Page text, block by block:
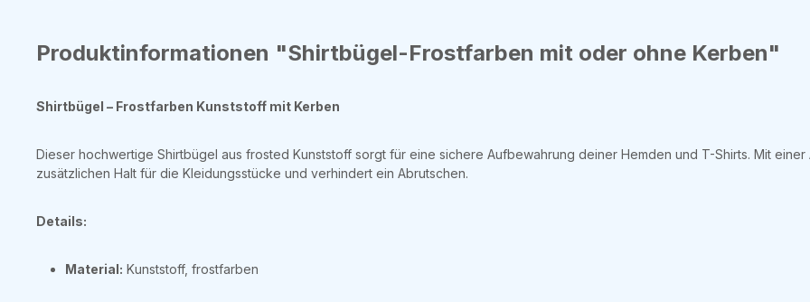
Produktinformationen "Shirtbügel-Frostfarben mit oder ohne Kerben"
Shirtbügel – Frostfarben Kunststoff mit Kerben
Dieser hochwertige Shirtbügel aus frosted Kunststoff sorgt für eine sichere Aufbewahrung deiner Hemden und T-Shirts. Mit
zusätzlichen Halt für die Kleidungsstücke und verhindert ein Abrutschen.
Details:
Material: Kunststoff, frostfarben